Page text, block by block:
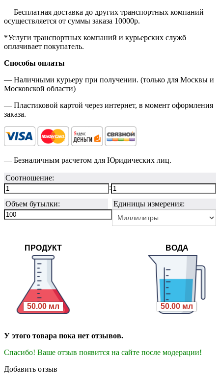
— Бесплатная доставка до других транспортных компаний
осуществляется от суммы заказа 10000р.
*Услуги транспортных компаний и курьерских служб
оплачивает покупатель.
Способы оплаты
— Наличными курьеру при получении. (только для Москвы и
Московской области)
— Пластиковой картой через интернет, в момент оформления
заказа.
— Безналичным расчетом для Юридических лиц.
Соотношение:
:
Объем бутылки:
Единицы измерения:
ПРОДУКТ
50.00 мл
ВОДА
50.00 мл
У этого товара пока нет отзывов.
Спасибо! Ваше отзыв появится на сайте после модерации!
Добавить отзыв